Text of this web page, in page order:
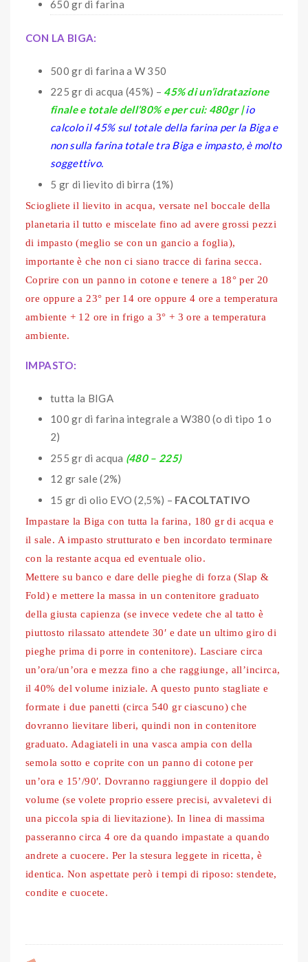
650 gr di farina
CON LA BIGA:
500 gr di farina a W 350
225 gr di acqua (45%) – 45% di un’idratazione
finale e totale dell’80% e per cui: 480gr |io
calcolo il 45% sul totale della farina per la Biga e
non sulla farina totale tra Biga e impasto, è molto
soggettivo.
5 gr di lievito di birra (1%)
Sciogliete il lievito in acqua, versate nel boccale della
planetaria il tutto e miscelate fino ad avere grossi pezzi
di impasto (meglio se con un gancio a foglia),
importante è che non ci siano tracce di farina secca.
Coprire con un panno in cotone e tenere a 18° per 20
ore oppure a 23° per 14 ore oppure 4 ore a temperatura
ambiente + 12 ore in frigo a 3° + 3 ore a temperatura
ambiente.
IMPASTO:
tutta la BIGA
100 gr di farina integrale a W380 (o di tipo 1 o
2)
255 gr di acqua (480 – 225)
12 gr sale (2%)
15 gr di olio EVO (2,5%) – FACOLTATIVO
Impastare la Biga con tutta la farina, 180 gr di acqua e
il sale. A impasto strutturato e ben incordato terminare
con la restante acqua ed eventuale olio.
Mettere su banco e dare delle pieghe di forza (Slap &
Fold) e mettere la massa in un contenitore graduato
della giusta capienza (se invece vedete che al tatto è
piuttosto rilassato attendete 30′ e date un ultimo giro di
pieghe prima di porre in contenitore). Lasciare circa
un’ora/un’ora e mezza fino a che raggiunge, all’incirca,
il 40% del volume iniziale. A questo punto stagliate e
formate i due panetti (circa 540 gr ciascuno) che
dovranno lievitare liberi, quindi non in contenitore
graduato. Adagiateli in una vasca ampia con della
semola sotto e coprite con un panno di cotone per
un’ora e 15’/90′. Dovranno raggiungere il doppio del
volume (se volete proprio essere precisi, avvaletevi di
una piccola spia di lievitazione). In linea di massima
passeranno circa 4 ore da quando impastate a quando
andrete a cuocere. Per la stesura leggete in ricetta, è
identica. Non aspettate però i tempi di riposo: stendete,
condite e cuocete.